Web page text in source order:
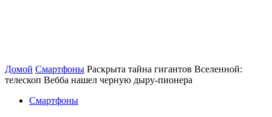
Домой Смартфоны Раскрыта тайна гигантов Вселенной:
телескоп Вебба нашел черную дыру-пионера
Смартфоны